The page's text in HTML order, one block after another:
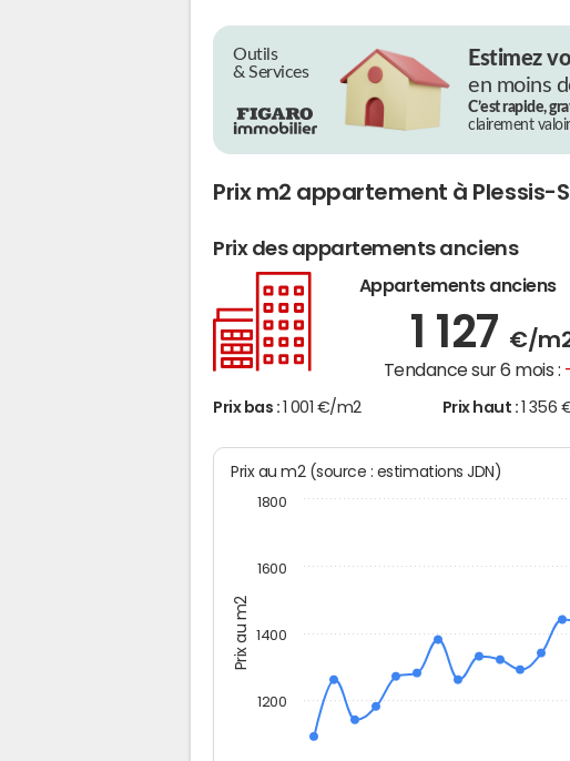
Outils
& Services
Estimez
en moins
C’est rapide,
clairement
Prix m2 appartement à Plessis-
Prix des appartements anciens
Appartements anciens
1 127 €/
Tendance sur 6 mois :
Prix bas : 1 001 €/m2 Prix haut : 1
Prix au m2
Prix au m2 (source : estimations JDN)
1200
1400
1600
1800